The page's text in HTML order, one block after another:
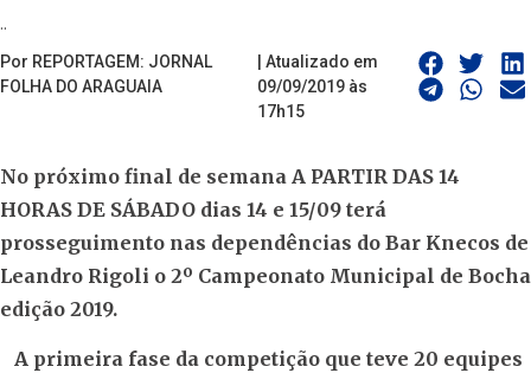
..
Por REPORTAGEM: JORNAL
FOLHA DO ARAGUAIA
| Atualizado em
09/09/2019 às
17h15
No próximo final de semana A PARTIR DAS 14
HORAS DE SÁBADO dias 14 e 15/09 terá
prosseguimento nas dependências do Bar Knecos de
Leandro Rigoli o 2º Campeonato Municipal de Bocha
edição 2019.
A primeira fase da competição que teve 20 equipes